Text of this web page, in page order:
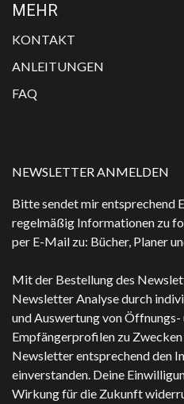
MEHR
KONTAKT
ANLEITUNGEN
FAQ
NEWSLETTER ANMELDEN
Bitte sendet mir entsprechend
regelmäßig Informationen zu
per E-Mail zu: Bücher, Planer
Mit der Bestellung des
Newsletter Analyse durch
und Auswertung von
Empfängerprofilen zu
Newsletter entsprechend den
einverstanden. Deine
Wirkung für die Zukunft